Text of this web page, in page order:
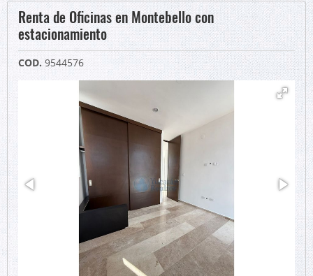
Renta de Oficinas en Montebello con
estacionamiento
COD. 9544576